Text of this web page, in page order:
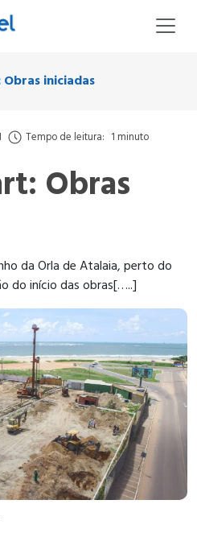
iniciadas
Tempo de leitura: 1 minuto
Obras
da Orla de Atalaia, perto do
do início das obras[…..]